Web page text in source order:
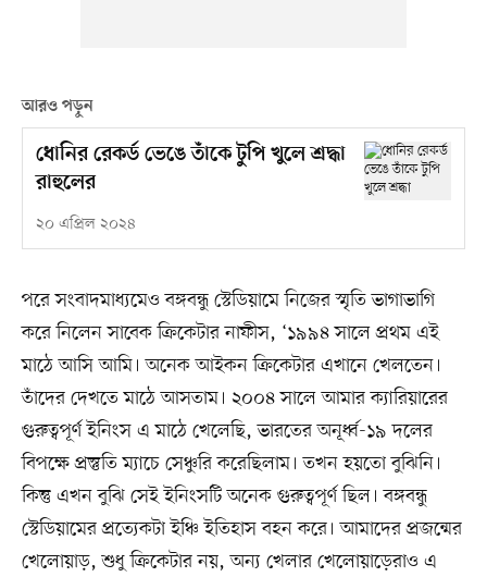
আরও পড়ুন
ধোনির রেকর্ড ভেঙে তাঁকে টুপি খুলে শ্রদ্ধা
রাহুলের
২০ এপ্রিল ২০২৪
পরে সংবাদমাধ্যমেও বঙ্গবন্ধু স্টেডিয়ামে নিজের স্মৃতি ভাগাভাগি
করে নিলেন সাবেক ক্রিকেটার নাফীস, ‘১৯৯৪ সালে প্রথম এই
মাঠে আসি আমি। অনেক আইকন ক্রিকেটার এখানে খেলতেন।
তাঁদের দেখতে মাঠে আসতাম। ২০০৪ সালে আমার ক্যারিয়ারের
গুরুত্বপূর্ণ ইনিংস এ মাঠে খেলেছি, ভারতের অনূর্ধ্ব-১৯ দলের
বিপক্ষে প্রস্তুতি ম্যাচে সেঞ্চুরি করেছিলাম। তখন হয়তো বুঝিনি।
কিন্তু এখন বুঝি সেই ইনিংসটি অনেক গুরুত্বপূর্ণ ছিল। বঙ্গবন্ধু
স্টেডিয়ামের প্রত্যেকটা ইঞ্চি ইতিহাস বহন করে। আমাদের প্রজন্মের
খেলোয়াড়, শুধু ক্রিকেটার নয়, অন্য খেলার খেলোয়াড়েরাও এ